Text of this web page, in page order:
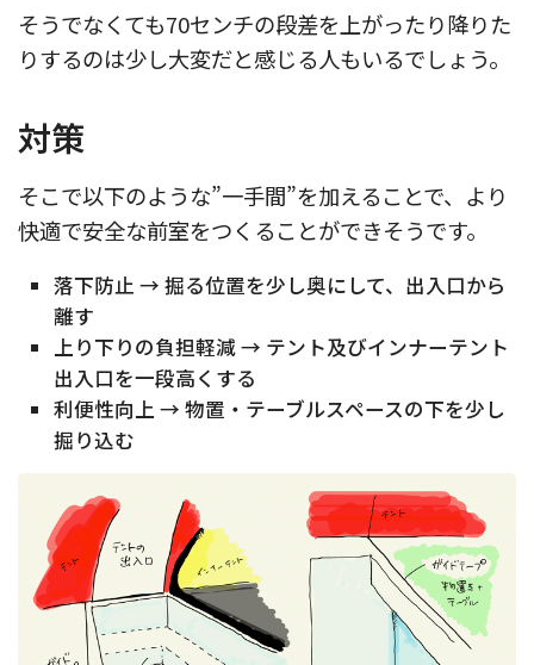
そうでなくても70センチの段差を上がったり降りた
りするのは少し大変だと感じる人もいるでしょう。
対策
そこで以下のような”一手間”を加えることで、より
快適で安全な前室をつくることができそうです。
落下防止 → 掘る位置を少し奥にして、出入口から
離す
上り下りの負担軽減 → テント及びインナーテント
出入口を一段高くする
利便性向上 → 物置・テーブルスペースの下を少し
掘り込む